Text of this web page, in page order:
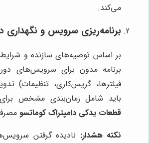
می‌کند.
برنامه‌ریزی سرویس و نگهداری
بر اساس توصیه‌های سازنده و
برنامه مدون برای سرویس‌های
فیلترها، گریس‌کاری، تنظیمات)
باید شامل زمان‌بندی مشخص
قطعات یدکی دامپتراک کوماتسو
نکته هشدار: نادیده گرفتن